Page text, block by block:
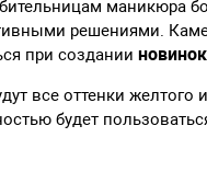
маникюра
решениями.
при создании
все оттенки
будет